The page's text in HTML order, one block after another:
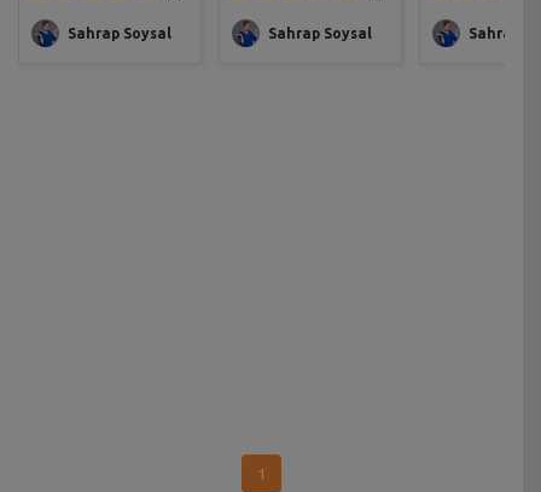
Sahrap Soysal Sahrap Soysal Sahrap
1